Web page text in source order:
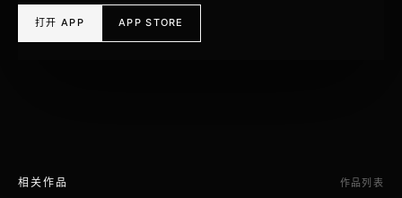
打开 APP APP STORE
相关作品 作品列表